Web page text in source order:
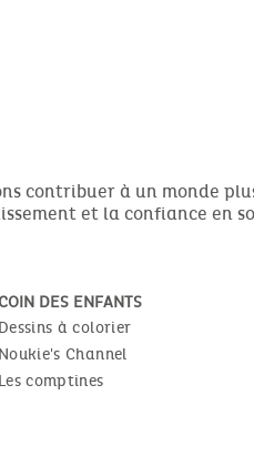
contribuer à un monde
et la confiance en
COIN DES ENFANTS
Dessins à colorier
Noukie's Channel
Les comptines